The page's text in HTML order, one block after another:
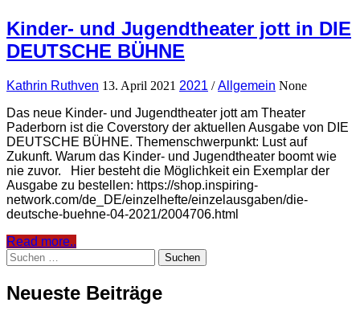
Kinder- und Jugendtheater jott in DIE
DEUTSCHE BÜHNE
Kathrin Ruthven 13. April 2021 2021 /Allgemein None
Das neue Kinder- und Jugendtheater jott am Theater
Paderborn ist die Coverstory der aktuellen Ausgabe von DIE
DEUTSCHE BÜHNE. Themenschwerpunkt: Lust auf
Zukunft. Warum das Kinder- und Jugendtheater boomt wie
nie zuvor. Hier besteht die Möglichkeit ein Exemplar der
Ausgabe zu bestellen: https://shop.inspiring-
network.com/de_DE/einzelhefte/einzelausgaben/die-
deutsche-buehne-04-2021/2004706.html
Read more..
Suchen
nach:
Neueste Beiträge